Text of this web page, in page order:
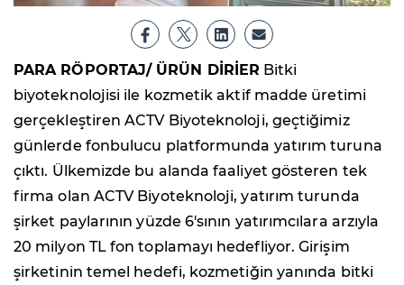
PARA RÖPORTAJ/ ÜRÜN DİRİER Bitki
biyoteknolojisi ile kozmetik aktif madde üretimi
gerçekleştiren ACTV Biyoteknoloji, geçtiğimiz
günlerde fonbulucu platformunda yatırım turuna
çıktı. Ülkemizde bu alanda faaliyet gösteren tek
firma olan ACTV Biyoteknoloji, yatırım turunda
şirket paylarının yüzde 6'sının yatırımcılara arzıyla
20 milyon TL fon toplamayı hedefliyor. Girişim
şirketinin temel hedefi, kozmetiğin yanında bitki